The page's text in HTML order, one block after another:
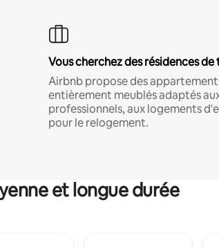
Vous cherchez des résidences de
Airbnb propose des
entièrement meublés adaptés
professionnels, aux logements
pour le relogement.
et longue durée